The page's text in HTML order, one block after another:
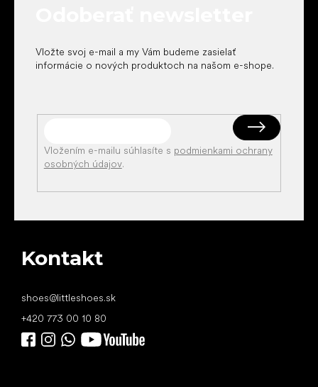
Vložte svoj e-mail a my Vám budeme zasielať
informácie o nových produktoch na našom e-shope.
Vložením e-mailu súhlasíte s podmienkami ochrany
osobných údajov.
Kontakt
shoes@littleshoes.sk
+420 773 00 10 80